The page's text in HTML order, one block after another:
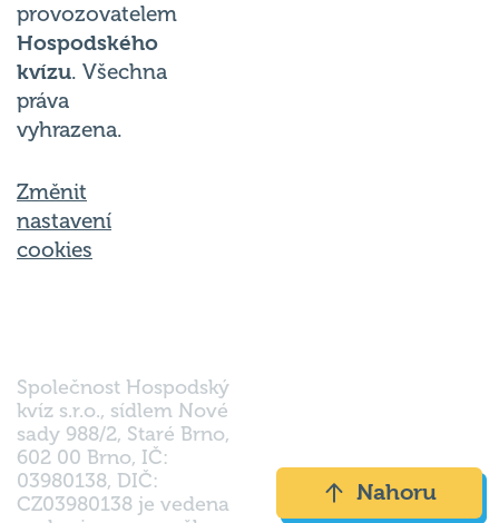
provozovatelem
Hospodského
kvízu. Všechna
práva
vyhrazena.
Změnit
nastavení
cookies
Společnost Hospodský
kvíz s.r.o., sídlem Nové
sady 988/2, Staré Brno,
602 00 Brno, IČ:
03980138, DIČ:
CZ03980138 je vedena
Nahoru